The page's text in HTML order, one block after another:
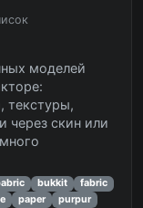
моделей
текстуры,
через скин или
bukkit
fabric
paper
purpur